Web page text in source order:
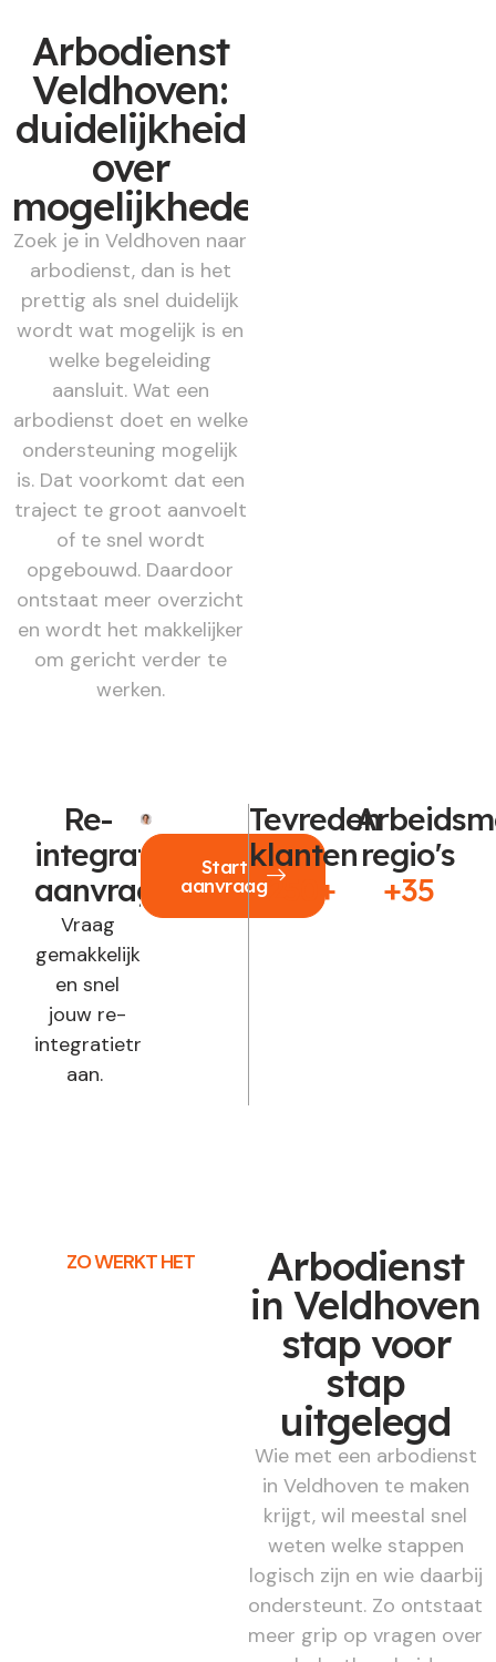
Arbodienst
Veldhoven:
duidelijkheid
over
mogelijkheden
Zoek je in Veldhoven naar
arbodienst, dan is het
prettig als snel duidelijk
wordt wat mogelijk is en
welke begeleiding
aansluit. Wat een
arbodienst doet en welke
ondersteuning mogelijk
is. Dat voorkomt dat een
traject te groot aanvoelt
of te snel wordt
opgebouwd. Daardoor
ontstaat meer overzicht
en wordt het makkelijker
om gericht verder te
werken.
Re-
integratie
aanvragen?
Vraag
gemakkelijk
en snel
jouw re-
integratietraject
aan.
Start
aanvraag
Tevreden
klanten
250+
regio's
+35
ZO WERKT HET Arbodienst
in Veldhoven
stap voor
stap
uitgelegd
Wie met een arbodienst
in Veldhoven te maken
krijgt, wil meestal snel
weten welke stappen
logisch zijn en wie daarbij
ondersteunt. Zo ontstaat
meer grip op vragen over